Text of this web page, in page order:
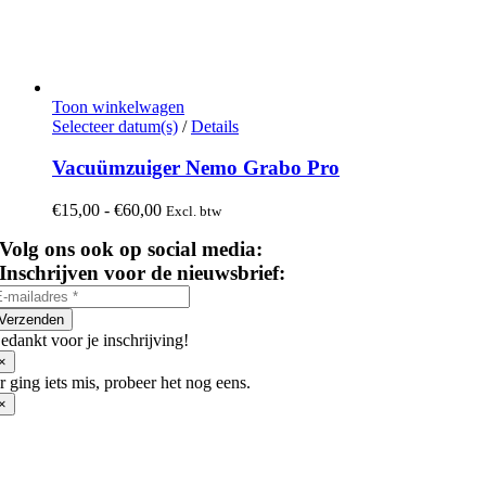
Toon winkelwagen
Selecteer datum(s) Dit
heeft
variaties.
optie
kan
gekozen
de
/ Details
Vacuümzuiger Nemo Grabo Pro
€15,00 - €60,00Prijsklasse:
tot
€60,00
Excl. btw
Volg ons ook op social media:
Inschrijven voor de nieuwsbrief:
voor je inschrijving!
ging iets mis, probeer het nog eens.